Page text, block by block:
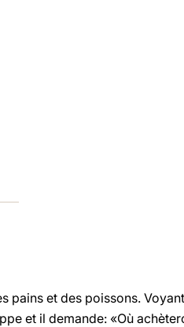
pains et des poissons.
et il demande: «Où